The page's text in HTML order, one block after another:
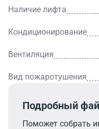
Наличие лифта
Кондиционирование
Вентиляция
Вид пожаротушения
Подробный
Поможет собрать